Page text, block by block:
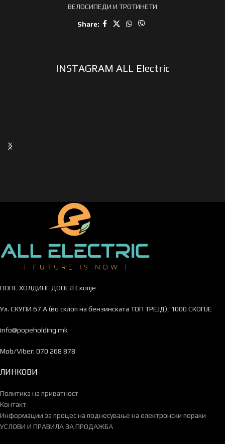
ВЕЛОСИПЕДИ И ТРОТИНЕТИ
Share:
INSTAGRAM ALL Electric
ПОПЕ ХОЛДИНГ ДООЕЛ Скопје
Ул. СКУПИ 67 А (во склоп на бензинската ТОП ТРЕЈД), 1000 СКОПЈЕ
info@popeholding.mk
Mob/Viber: 070 268 878
ЛИНКОВИ
Политика на приватност
Контакт
Информации за процес на поднесување на електронски пораки
УСЛОВИ И ПРАВИЛА ЗА ПРОДАЖБА